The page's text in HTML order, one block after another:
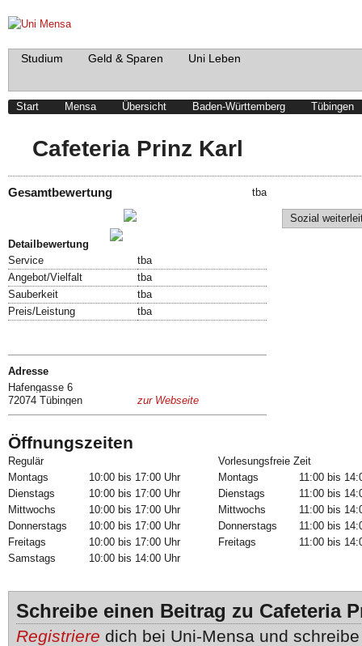
Studium Geld & Sparen Uni Leben
Start Mensa Übersicht Baden-Württemberg Tübingen
Cafeteria Prinz Karl
Gesamtbewertung tba
Bewertung abgeben!
Detailbewertung
Service
tba
Angebot/Vielfalt
tba
Sauberkeit
tba
Preis/Leistung
tba
Adresse
Hafengasse 6
72074 Tübingen
zur Webseite
Sozial
Öffnungszeiten
Regulär
Montags
10:00 bis 17:00 Uhr
Dienstags
10:00 bis 17:00 Uhr
Mittwochs
10:00 bis 17:00 Uhr
Donnerstags
10:00 bis 17:00 Uhr
Freitags
10:00 bis 17:00 Uhr
Samstags
10:00 bis 14:00 Uhr
Vorlesungsfreie Zeit
Montags
11:00 bis
Dienstags
11:00 bis
Mittwochs
11:00 bis
Donnerstags
11:00 bis
Freitags
11:00 bis
Schreibe einen Beitrag zu Cafeteria
Registriere dich bei Uni-Mensa und